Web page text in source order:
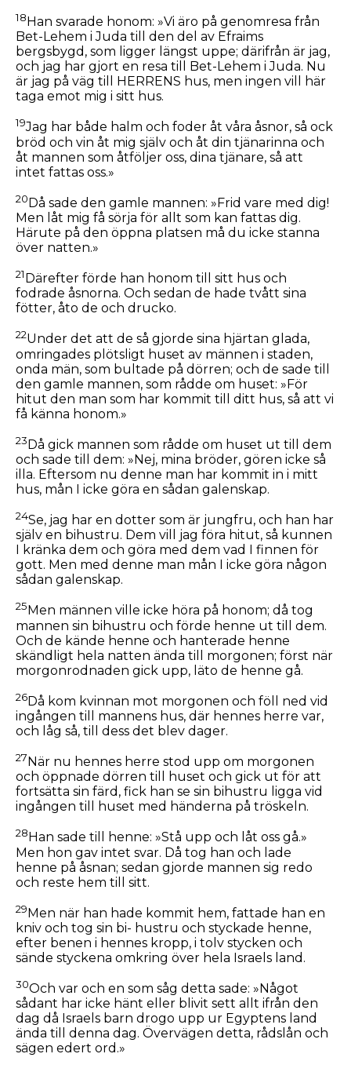
18 Han svarade honom: »Vi äro på genomresa från
Bet-Lehem i Juda till den del av Efraims
bergsbygd, som ligger längst uppe; därifrån är jag,
och jag har gjort en resa till Bet-Lehem i Juda. Nu
är jag på väg till HERRENS hus, men ingen vill här
taga emot mig i sitt hus.
19Jag har både halm och foder åt våra åsnor, så ock
bröd och vin åt mig själv och åt din tjänarinna och
åt mannen som åtföljer oss, dina tjänare, så att
intet fattas oss.»
20Då sade den gamle mannen: »Frid vare med dig!
Men låt mig få sörja för allt som kan fattas dig.
Härute på den öppna platsen må du icke stanna
över natten.»
21 Därefter förde han honom till sitt hus och
fodrade åsnorna. Och sedan de hade tvått sina
fötter, åto de och drucko.
22Under det att de så gjorde sina hjärtan glada,
omringades plötsligt huset av männen i staden,
onda män, som bultade på dörren; och de sade till
den gamle mannen, som rådde om huset: »För
hitut den man som har kommit till ditt hus, så att vi
få känna honom.»
23Då gick mannen som rådde om huset ut till dem
och sade till dem: »Nej, mina bröder, gören icke så
illa. Eftersom nu denne man har kommit in i mitt
hus, mån I icke göra en sådan galenskap.
24Se, jag har en dotter som är jungfru, och han har
själv en bihustru. Dem vill jag föra hitut, så kunnen
I kränka dem och göra med dem vad I finnen för
gott. Men med denne man mån I icke göra någon
sådan galenskap.
25 Men männen ville icke höra på honom; då tog
mannen sin bihustru och förde henne ut till dem.
Och de kände henne och hanterade henne
skändligt hela natten ända till morgonen; först när
morgonrodnaden gick upp, läto de henne gå.
26Då kom kvinnan mot morgonen och föll ned vid
ingången till mannens hus, där hennes herre var,
och låg så, till dess det blev dager.
27 När nu hennes herre stod upp om morgonen
och öppnade dörren till huset och gick ut för att
fortsätta sin färd, fick han se sin bihustru ligga vid
ingången till huset med händerna på tröskeln.
28 Han sade till henne: »Stå upp och låt oss gå.»
Men hon gav intet svar. Då tog han och lade
henne på åsnan; sedan gjorde mannen sig redo
och reste hem till sitt.
29Men när han hade kommit hem, fattade han en
kniv och tog sin bi- hustru och styckade henne,
efter benen i hennes kropp, i tolv stycken och
sände styckena omkring över hela Israels land.
30Och var och en som såg detta sade: »Något
sådant har icke hänt eller blivit sett allt ifrån den
dag då Israels barn drogo upp ur Egyptens land
ända till denna dag. Övervägen detta, rådslån och
sägen edert ord.»